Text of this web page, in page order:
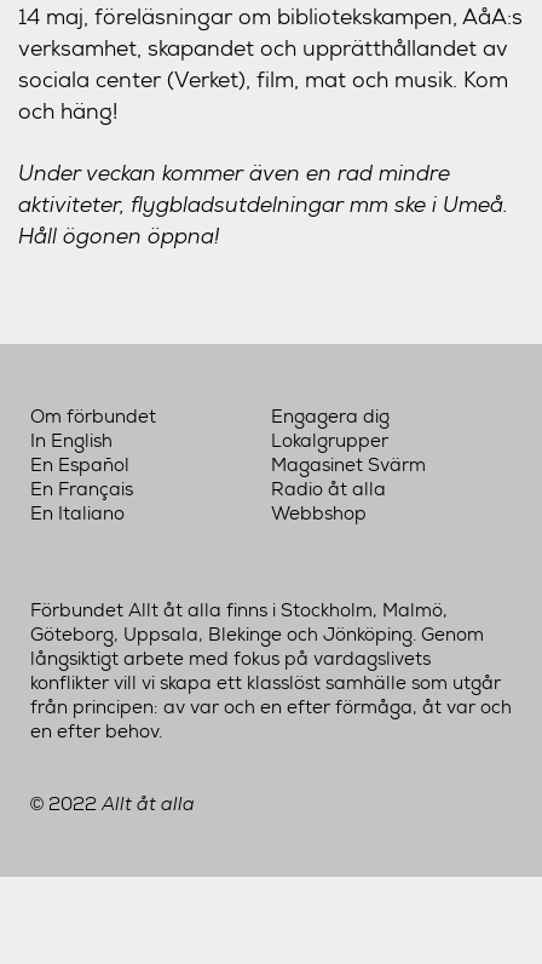
14 maj, föreläsningar om bibliotekskampen, AåA:s
verksamhet, skapandet och upprätthållandet av
sociala center (Verket), film, mat och musik. Kom
och häng!
Under veckan kommer även en rad mindre
aktiviteter, flygbladsutdelningar mm ske i Umeå.
Håll ögonen öppna!
Om förbundet
In English
En Español
En Français
En Italiano
Engagera dig
Lokalgrupper
Magasinet Svärm
Radio åt alla
Webbshop
Förbundet Allt åt alla finns i Stockholm, Malmö,
Göteborg, Uppsala, Blekinge och Jönköping. Genom
långsiktigt arbete med fokus på vardagslivets
konflikter vill vi skapa ett klasslöst samhälle som utgår
från principen: av var och en efter förmåga, åt var och
en efter behov.
© 2022Allt åt alla